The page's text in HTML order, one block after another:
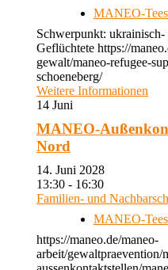
MANEO-
Schwerpunkt: ukrainisch-
Geflüchtete https://
gewalt/maneo-refugee-
schoeneberg/
Weitere Informationen
14 Juni
MANEO-
Nord
14. Juni 2028
13:30 - 16:30
Familien- und
MANEO-
https://maneo.de/maneo-
arbeit/gewaltpraevention/